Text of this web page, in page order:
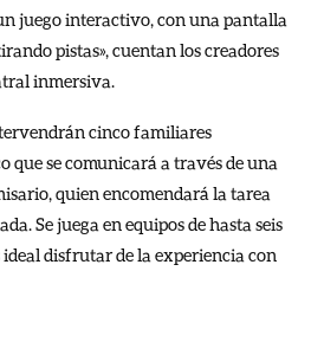
juego interactivo, con una pantalla
pistas», cuentan los creadores
inmersiva.
cinco familiares
que se comunicará a través de una
quien encomendará la tarea
Se juega en equipos de hasta seis
ideal disfrutar de la experiencia con